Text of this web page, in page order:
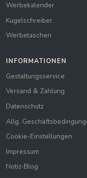
Werbekalender
Kugelschreiber
Werbetaschen
INFORMATIONEN
Gestaltungsservice
Versand & Zahlung
Datenschutz
Allg.
Cookie-Einstellungen
Impressum
Notiz-Blog